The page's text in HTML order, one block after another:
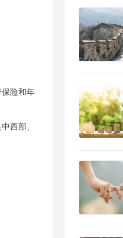
险和年
西部、